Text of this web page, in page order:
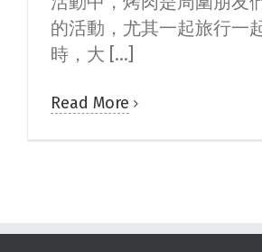
的活動，尤其一起旅行一
時，大 [...]
Read More